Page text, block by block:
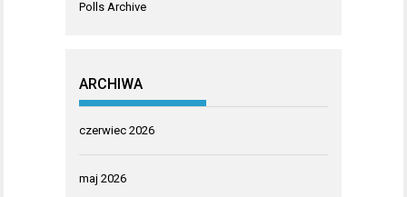
Polls Archive
ARCHIWA
czerwiec 2026
maj 2026